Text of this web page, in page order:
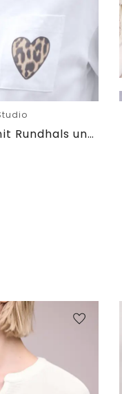
T-Shirt mit Rundhals und Brusttasche